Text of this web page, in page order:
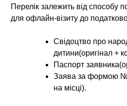
Перелік залежить від способу
для офлайн-візиту до
Свідоцтво про
дитини(оригінал +
Паспорт
Заява за формою
на місці).